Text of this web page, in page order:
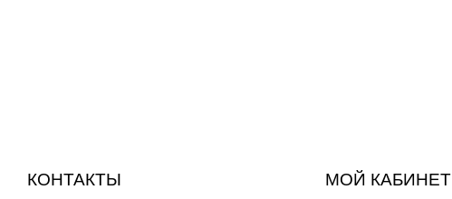
КОНТАКТЫ МОЙ КАБИНЕТ